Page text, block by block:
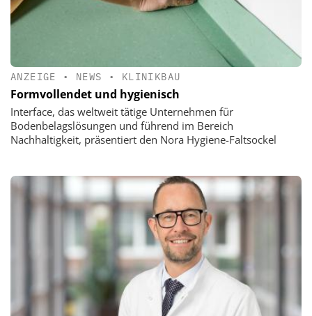
ANZEIGE • NEWS • KLINIKBAU
Formvollendet und hygienisch
Interface, das weltweit tätige Unternehmen für
Bodenbelagslösungen und führend im Bereich
Nachhaltigkeit, präsentiert den Nora Hygiene-Faltsockel